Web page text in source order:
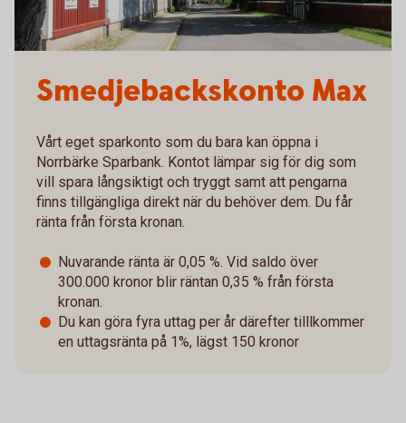
Smedjebackskonto Max
Vårt eget sparkonto som du bara kan öppna i
Norrbärke Sparbank. Kontot lämpar sig för dig som
vill spara långsiktigt och tryggt samt att pengarna
finns tillgängliga direkt när du behöver dem. Du får
ränta från första kronan.
Nuvarande ränta är 0,05 %. Vid saldo över
300.000 kronor blir räntan 0,35 % från första
kronan.
Du kan göra fyra uttag per år därefter tilllkommer
en uttagsränta på 1%, lägst 150 kronor